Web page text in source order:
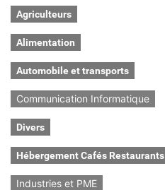
Agriculteurs
Alimentation
Automobile et transports
Communication Informatique
Divers
Hébergement Cafés Restaurants
Industries et PME